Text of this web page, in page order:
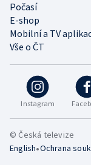
Instagram
Počasí
E-shop
Mobilní a TV
Vše o ČT
© Česká televize
English•Ochrana